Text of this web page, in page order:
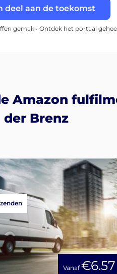
deel aan de toekomst
gemak • Ontdek het portaal
Amazon
der Brenz
Vanaf€6.57